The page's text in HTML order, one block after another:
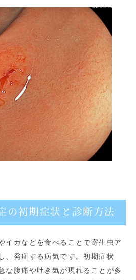
の初期症状と診断方法
イカなどを食べることで寄生虫ア
、発症する病気です。初期症状
な腹痛や吐き気が現れることが多